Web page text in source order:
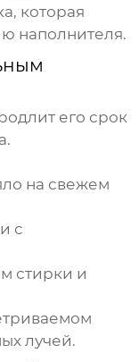
которая
наполнителя.
его срок
на свежем
с
стирки и
лучей.